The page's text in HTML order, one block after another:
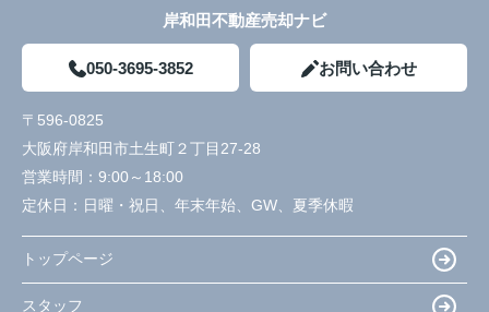
岸和田不動産売却ナビ
050-3695-3852 お問い合わせ
〒596-0825
大阪府岸和田市土生町２丁目27-28
営業時間： 9:00～18:00
定休日： 日曜・祝日、年末年始、GW、夏季休暇
トップページ
スタッフ